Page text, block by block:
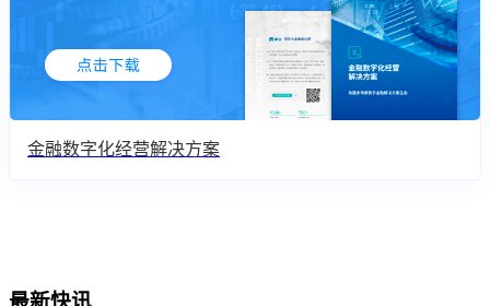
金融数字化经营解决方案
最新快讯